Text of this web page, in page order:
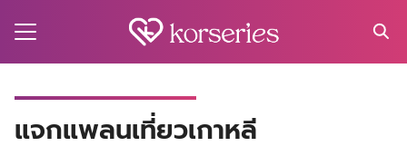
แจกแพลนเที่ยวเกาหลี